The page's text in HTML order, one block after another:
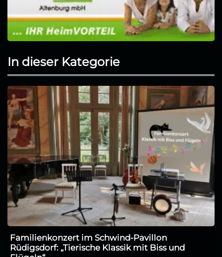
In dieser Kategorie
Familienkonzert im Schwind-Pavillon
Rüdigsdorf: „Tierische Klassik mit Biss und